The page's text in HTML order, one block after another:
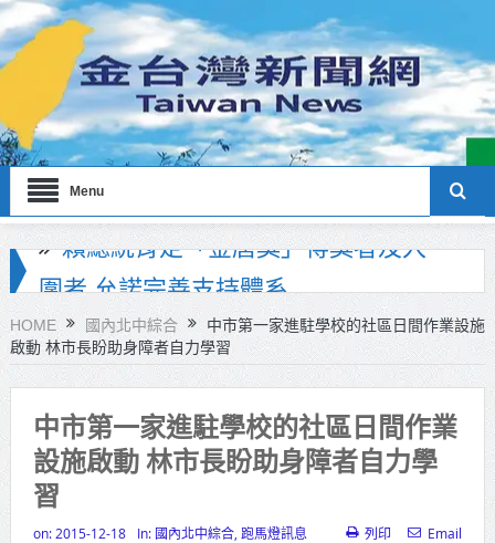
Menu
海巡署南部分署主官大換血 蔡順元
勉提升巡防戰力
北市鮮奶週報再升級！8月31日補助
擴大至國中生
雙北合作里程碑！萬大線動態測試
侯友宜蔣萬安攜手視察
高齡健康產業博覽會8/7盛大登場 新
HOME 國內北中綜合
中市第一家進駐學校的社區日間作業設施
啟動 林市長盼助身障者自力學習
中市第一家進駐學校的社區日間作業
設施啟動 林市長盼助身障者自力學
習
on: 2015-12-18 In: 國內北中綜合, 跑馬燈訊息 列印 Email